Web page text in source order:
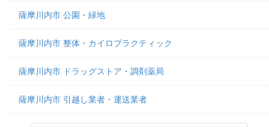
薩摩川内市 公園・緑地
薩摩川内市 整体・カイロプラクティック
薩摩川内市 ドラッグストア・調剤薬局
薩摩川内市 引越し業者・運送業者